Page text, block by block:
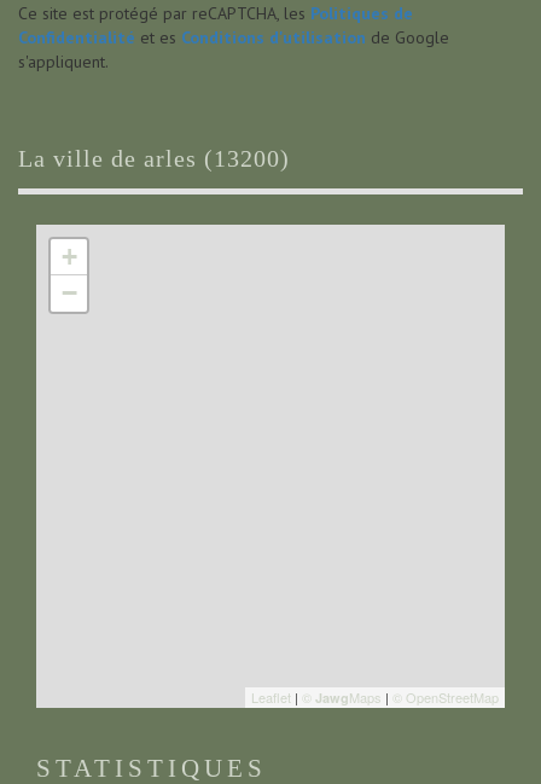
Ce site est protégé par reCAPTCHA, les Politiques de
Confidentialité et es Conditions d'utilisation de Google
s'appliquent.
la ville de arles (13200)
+
−
Leaflet | © JawgMaps | © OpenStreetMap
STATISTIQUES